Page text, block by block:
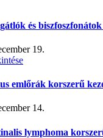
és
19.
emlőrák korszerű
14.
lymphoma